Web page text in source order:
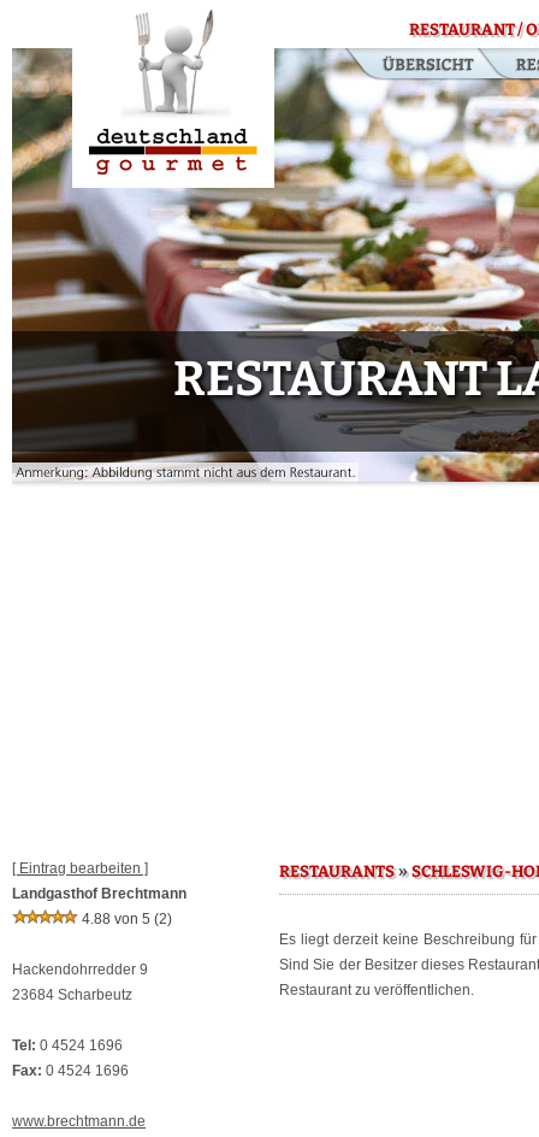
RESTAURANT /
RESTAURANT
[ Eintrag bearbeiten ]
Landgasthof Brechtmann
4.88 von 5 (2)
Hackendohrredder 9
23684 Scharbeutz
Tel: 0 4524 1696
Fax: 0 4524 1696
www.brechtmann.de
RESTAURANTS»SCHLESWIG-
Es liegt derzeit keine Beschreibung
Sind Sie der Besitzer dieses
Restaurant zu veröffentlichen.